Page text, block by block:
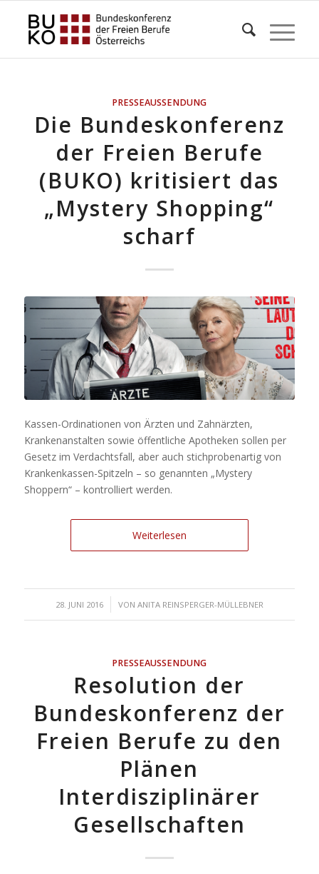
PRESSEAUSSENDUNG
Die Bundeskonferenz
der Freien Berufe
(BUKO) kritisiert das
„Mystery Shopping“
scharf
Kassen-Ordinationen von Ärzten und Zahnärzten,
Krankenanstalten sowie öffentliche Apotheken sollen per
Gesetz im Verdachtsfall, aber auch stichprobenartig von
Krankenkassen-Spitzeln – so genannten „Mystery
Shoppern“ – kontrolliert werden.
Weiterlesen
28. JUNI 2016
/ VON ANITA REINSPERGER-MÜLLEBNER
PRESSEAUSSENDUNG
Resolution der
Bundeskonferenz der
Freien Berufe zu den
Plänen
Interdisziplinärer
Gesellschaften